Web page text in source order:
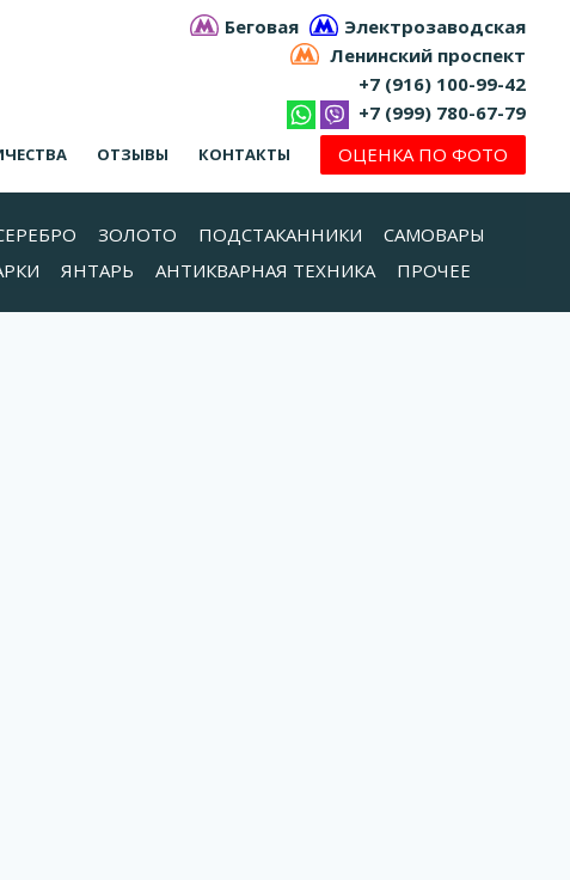
Беговая
Электрозаводская
Ленинский проспект
+7 (916) 100-99-42
+7 (999) 780-67-79
ОТЗЫВЫ КОНТАКТЫ ОЦЕНКА ПО ФОТО
ЗОЛОТО ПОДСТАКАННИКИ
САМОВАРЫ
ЯНТАРЬ АНТИКВАРНАЯ ТЕХНИКА ПРОЧЕЕ